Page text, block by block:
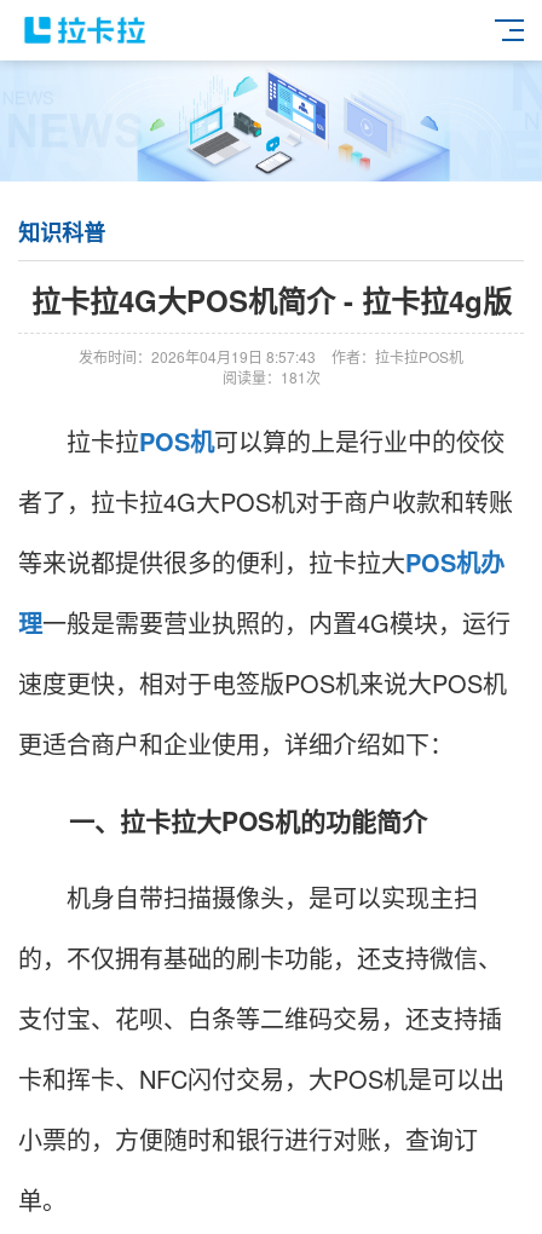
知识科普
拉卡拉4G大POS机简介 - 拉卡拉4g版
发布时间：2026年04月19日 8:57:43
作者：拉卡拉POS机
阅读量：181次
拉卡拉POS机可以算的上是行业中的佼佼
者了，拉卡拉4G大POS机对于商户收款和转账
等来说都提供很多的便利，拉卡拉大POS机办
理一般是需要营业执照的，内置4G模块，运行
速度更快，相对于电签版POS机来说大POS机
更适合商户和企业使用，详细介绍如下：
一、拉卡拉大POS机的功能简介
机身自带扫描摄像头，是可以实现主扫
的，不仅拥有基础的刷卡功能，还支持微信、
支付宝、花呗、白条等二维码交易，还支持插
卡和挥卡、NFC闪付交易，大POS机是可以出
小票的，方便随时和银行进行对账，查询订
单。